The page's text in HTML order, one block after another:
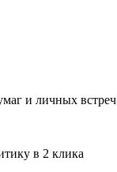
и личных встреч
в 2 клика